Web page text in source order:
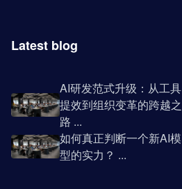
Latest blog
AI研发范式升级：从工具
提效到组织变革的跨越之
路 ...
如何真正判断一个新AI模
型的实力？ ...